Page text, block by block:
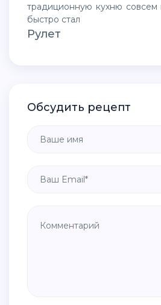
традиционную кухню совсем
быстро стал
Рулет
Обсудить рецепт